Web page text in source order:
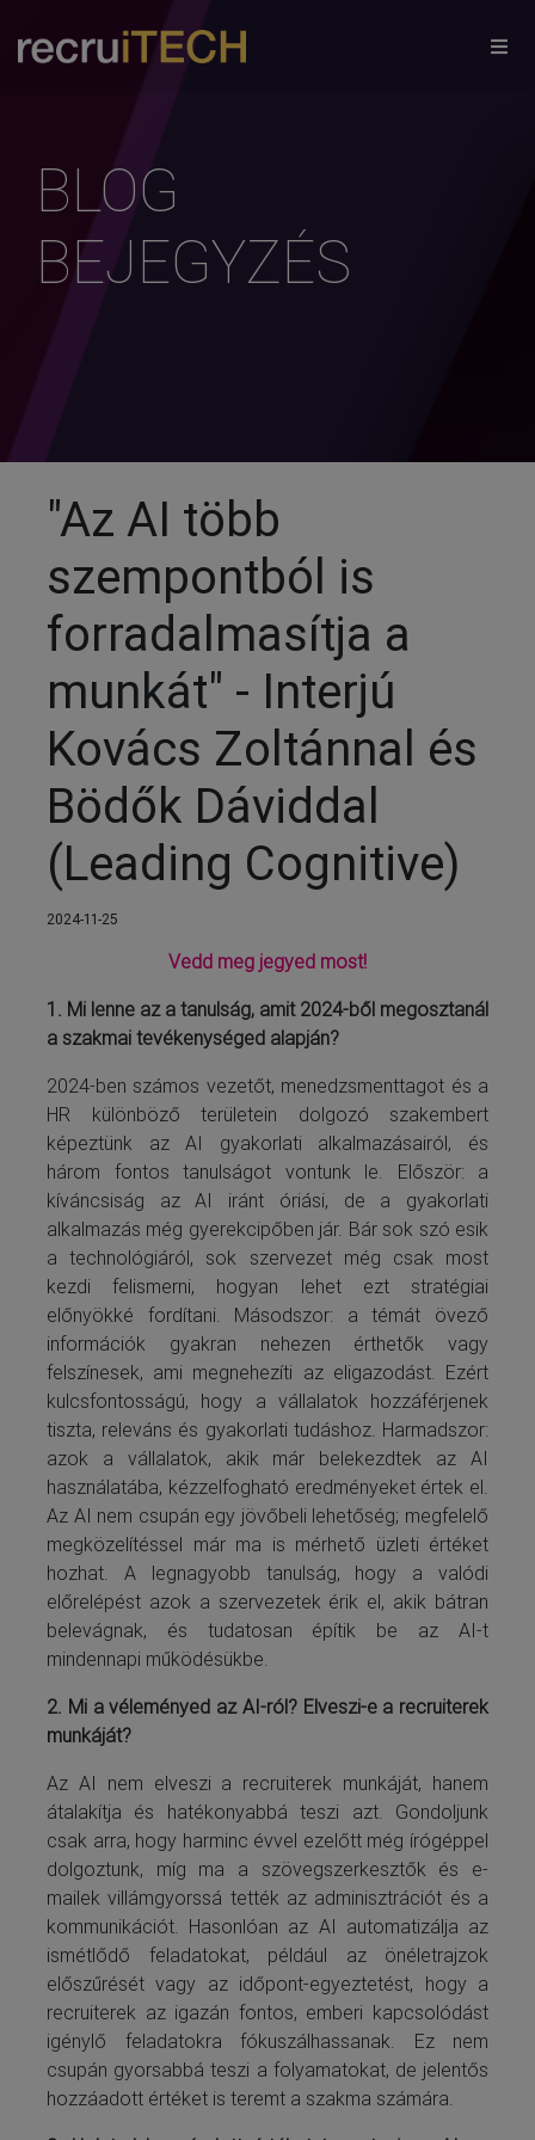
×
BLOG
BEJEGYZÉS
"Az AI több
szempontból is
forradalmasítja a
munkát" - Interjú
Kovács Zoltánnal és
Bödők Dáviddal
(Leading Cognitive)
2024-11-25
Vedd meg jegyed most!
1. Mi lenne az a tanulság, amit 2024-ből megosztanál
a szakmai tevékenységed alapján?
2024-ben számos vezetőt, menedzsmenttagot és a
HR különböző területein dolgozó szakembert
képeztünk az AI gyakorlati alkalmazásairól, és
három fontos tanulságot vontunk le. Először: a
kíváncsiság az AI iránt óriási, de a gyakorlati
alkalmazás még gyerekcipőben jár. Bár sok szó esik
a technológiáról, sok szervezet még csak most
kezdi felismerni, hogyan lehet ezt stratégiai
előnyökké fordítani. Másodszor: a témát övező
információk gyakran nehezen érthetők vagy
felszínesek, ami megnehezíti az eligazodást. Ezért
kulcsfontosságú, hogy a vállalatok hozzáférjenek
tiszta, releváns és gyakorlati tudáshoz. Harmadszor:
azok a vállalatok, akik már belekezdtek az AI
használatába, kézzelfogható eredményeket értek el.
Az AI nem csupán egy jövőbeli lehetőség; megfelelő
megközelítéssel már ma is mérhető üzleti értéket
hozhat. A legnagyobb tanulság, hogy a valódi
előrelépést azok a szervezetek érik el, akik bátran
belevágnak, és tudatosan építik be az AI-t
mindennapi működésükbe.
2. Mi a véleményed az AI-ról? Elveszi-e a recruiterek
munkáját?
Az AI nem elveszi a recruiterek munkáját, hanem
átalakítja és hatékonyabbá teszi azt. Gondoljunk
csak arra, hogy harminc évvel ezelőtt még írógéppel
dolgoztunk, míg ma a szövegszerkesztők és e-
mailek villámgyorssá tették az adminisztrációt és a
kommunikációt. Hasonlóan az AI automatizálja az
ismétlődő feladatokat, például az önéletrajzok
előszűrését vagy az időpont-egyeztetést, hogy a
recruiterek az igazán fontos, emberi kapcsolódást
igénylő feladatokra fókuszálhassanak. Ez nem
csupán gyorsabbá teszi a folyamatokat, de jelentős
hozzáadott értéket is teremt a szakma számára.